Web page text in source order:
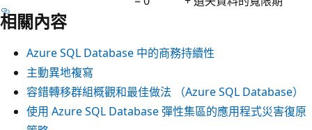
相關內容
Azure SQL Database 中的商務持續性
主動異地複寫
容錯轉移群組概觀和最佳做法 （Azure SQL Database）
使用 Azure SQL Database 彈性集區的應用程式災害復原